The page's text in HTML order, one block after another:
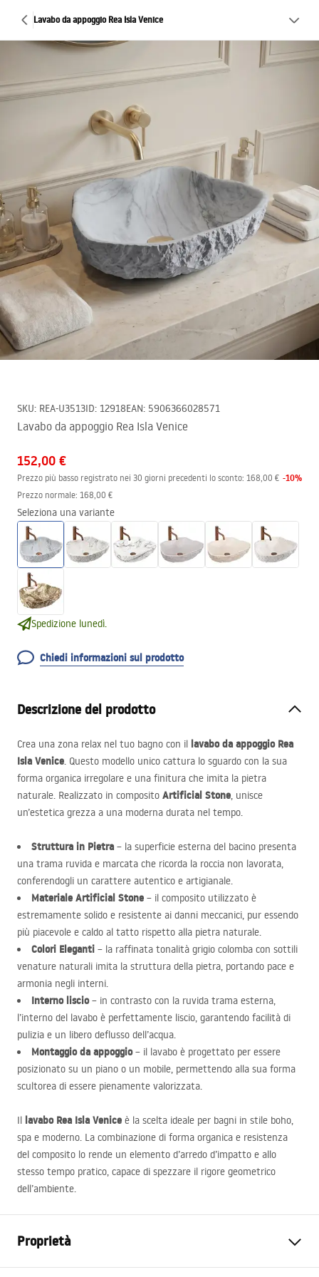
Lavabo da appoggio Rea Isla Venice
SKU: REA-U3513ID: 12918EAN: 5906366028571
Lavabo da appoggio Rea Isla Venice
152,00 €
Prezzo più basso registrato nei 30 giorni precedenti lo sconto: 168,00 € -10%
Prezzo normale: 168,00 €
Seleziona una variante
Spedizione lunedì.
Chiedi informazioni sul prodotto
Descrizione del prodotto
Crea una zona relax nel tuo bagno con il lavabo da appoggio Rea
Isla Venice. Questo modello unico cattura lo sguardo con la sua
forma organica irregolare e una finitura che imita la pietra
naturale. Realizzato in composito Artificial Stone, unisce
un’estetica grezza a una moderna durata nel tempo.
Struttura in Pietra – la superficie esterna del bacino presenta
una trama ruvida e marcata che ricorda la roccia non lavorata,
conferendogli un carattere autentico e artigianale.
Materiale Artificial Stone – il composito utilizzato è
estremamente solido e resistente ai danni meccanici, pur essendo
più piacevole e caldo al tatto rispetto alla pietra naturale.
Colori Eleganti – la raffinata tonalità grigio colomba con sottili
venature naturali imita la struttura della pietra, portando pace e
armonia negli interni.
Interno liscio– in contrasto con la ruvida trama esterna,
l’interno del lavabo è perfettamente liscio, garantendo facilità di
pulizia e un libero deflusso dell’acqua.
Montaggio da appoggio– il lavabo è progettato per essere
posizionato su un piano o un mobile, permettendo alla sua forma
scultorea di essere pienamente valorizzata.
Il lavabo Rea Isla Venice è la scelta ideale per bagni in stile boho,
spa e moderno. La combinazione di forma organica e resistenza
del composito lo rende un elemento d’arredo d’impatto e allo
stesso tempo pratico, capace di spezzare il rigore geometrico
dell’ambiente.
Proprietà